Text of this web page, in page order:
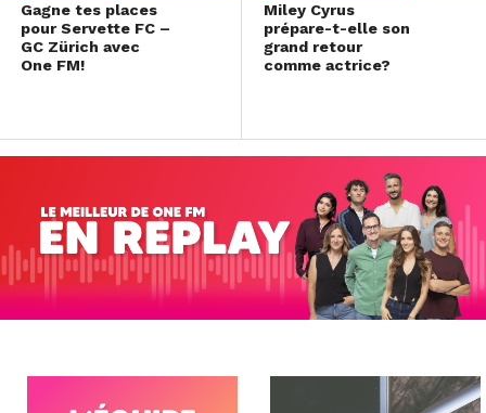
Gagne tes places
pour Servette FC –
GC Zürich avec
One FM!
Miley Cyrus
prépare-t-elle son
grand retour
comme actrice?